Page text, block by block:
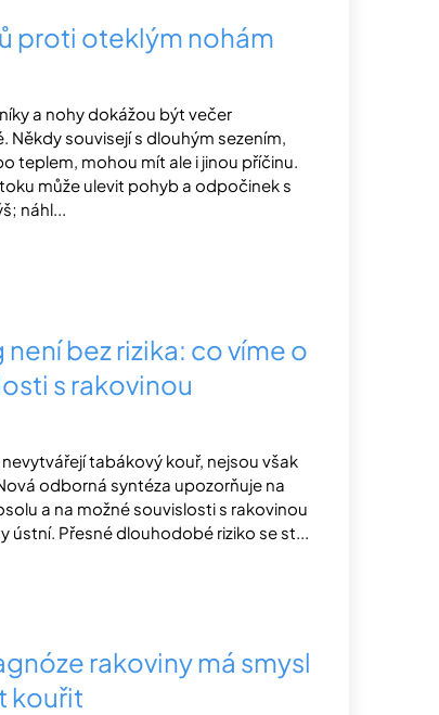
proti oteklým nohám
a nohy dokážou být večer
Někdy souvisejí s dlouhým sezením,
teplem, mohou mít ale i jinou příčinu.
může ulevit pohyb a odpočinek s
náhl...
není bez rizika: co víme o
s rakovinou
tabákový kouř, nejsou však
odborná syntéza upozorňuje na
a na možné souvislosti s rakovinou
ústní. Přesné dlouhodobé riziko se st...
rakoviny má smysl
kouřit